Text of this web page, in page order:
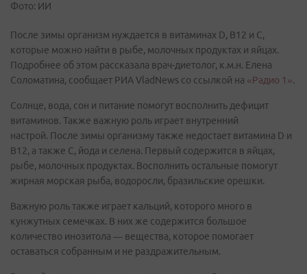
Фото: ИИ
После зимы организм нуждается в витаминах D, B12 и С,
которые можно найти в рыбе, молочных продуктах и яйцах.
Подробнее об этом рассказала врач-диетолог, к.м.н. Елена
Соломатина, сообщает РИА VladNews cо ссылкой на «Радио 1».
Солнце, вода, сон и питание помогут восполнить дефицит
витаминов. Также важную роль играет внутренний
настрой. После зимы организму также недостает витамина D и
B12, а также С, йода и селена. Первый содержится в яйцах,
рыбе, молочных продуктах. Восполнить остальные помогут
жирная морская рыба, водоросли, бразильские орешки.
Важную роль также играет кальций, которого много в
кунжутных семечках. В них же содержится большое
количество инозитола — вещества, которое помогает
оставаться собранным и не раздражительным.